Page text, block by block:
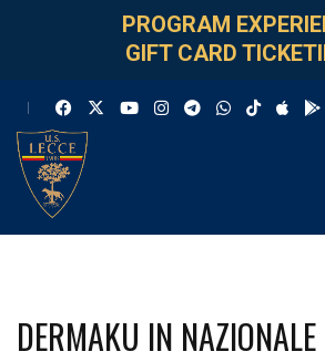
PROGRAM
GIFT CARD
DERMAKU IN NAZIONALE